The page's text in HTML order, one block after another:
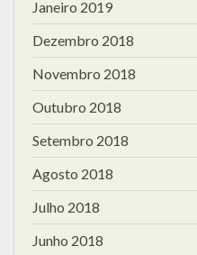
Janeiro 2019
Dezembro 2018
Novembro 2018
Outubro 2018
Setembro 2018
Agosto 2018
Julho 2018
Junho 2018